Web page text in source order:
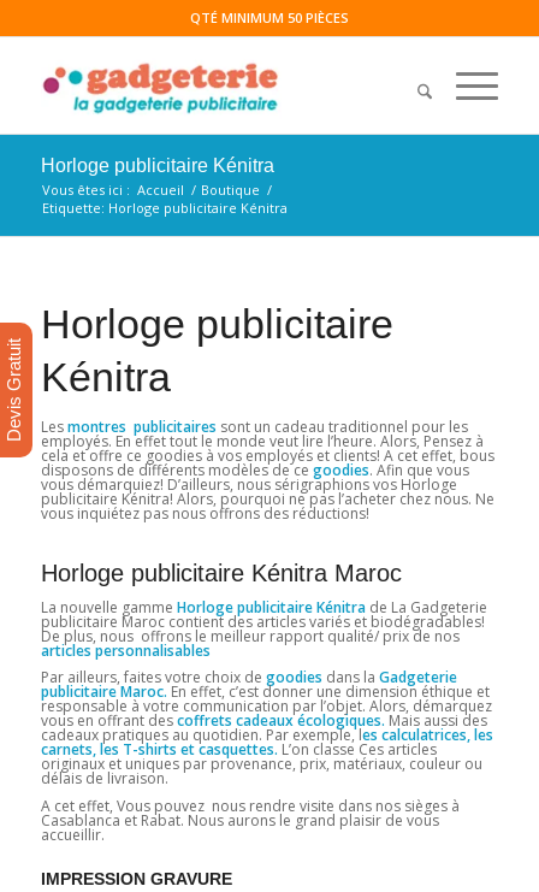
QTÉ MINIMUM 50 PIÈCES
Horloge publicitaire Kénitra
Vous êtes ici : Accueil / Boutique /
Etiquette: Horloge publicitaire Kénitra
Horloge publicitaire
Kénitra
Lesmontres publicitaires sont un cadeau traditionnel pour les
employés. En effet tout le monde veut lire l’heure. Alors, Pensez à
cela et offre ce goodies à vos employés et clients! A cet effet, bous
disposons de différents modèles de ce goodies. Afin que vous
vous démarquiez! D’ailleurs, nous sérigraphions vos Horloge
publicitaire Kénitra! Alors, pourquoi ne pas l’acheter chez nous. Ne
vous inquiétez pas nous offrons des réductions!
Horloge publicitaire Kénitra Maroc
La nouvelle gamme Horloge publicitaire Kénitrade La Gadgeterie
publicitaire Maroc contient des articles variés et biodégradables!
De plus, nous offrons le meilleur rapport qualité/ prix de nos
articles personnalisables
Par ailleurs, faites votre choix de goodies dans la Gadgeterie
publicitaire Maroc. En effet, c’est donner une dimension éthique et
responsable à votre communication par l’objet. Alors, démarquez
vous en offrant descoffrets cadeaux écologiques. Mais aussi des
cadeaux pratiques au quotidien. Par exemple, les calculatrices, les
carnets, les T-shirts et casquettes. L’on classe Ces articles
originaux et uniques par provenance, prix, matériaux, couleur ou
délais de livraison.
A cet effet, Vous pouvez nous rendre visite dans nos sièges à
Casablanca et Rabat. Nous aurons le grand plaisir de vous
accueillir.
IMPRESSION GRAVURE
Devis Gratuit